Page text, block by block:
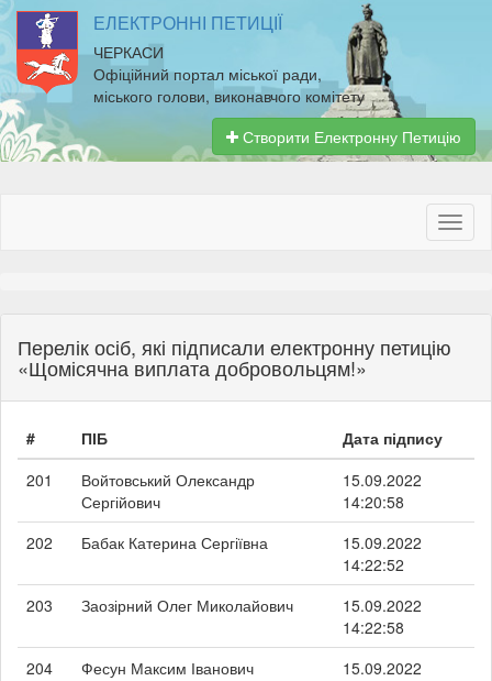
ЕЛЕКТРОННІ ПЕТИЦІЇ
ЧЕРКАСИ
Офіційний портал міської ради,
міського голови, виконавчого комітету
Створити Електронну Петицію
Перелік осіб, які підписали електронну петицію
«Щомісячна виплата добровольцям!»
# ПІБ
Дата підпису
201
Войтовський Олександр
Сергійович
15.09.2022
14:20:58
202
Бабак Катерина Сергіївна
15.09.2022
14:22:52
203
Заозірний Олег Миколайович
15.09.2022
14:22:58
204
Фесун Максим Іванович
15.09.2022